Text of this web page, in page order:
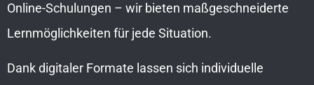
Online-Schulungen – wir bieten maßgeschneiderte
Lernmöglichkeiten für jede Situation.
Dank digitaler Formate lassen sich individuelle